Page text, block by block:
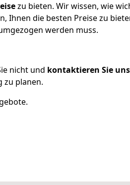
zu bieten. Wir wissen, wie
Ihnen die besten Preise zu
werden muss.
nicht und kontaktieren Sie
zu planen.